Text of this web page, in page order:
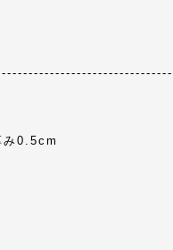
0.5cm